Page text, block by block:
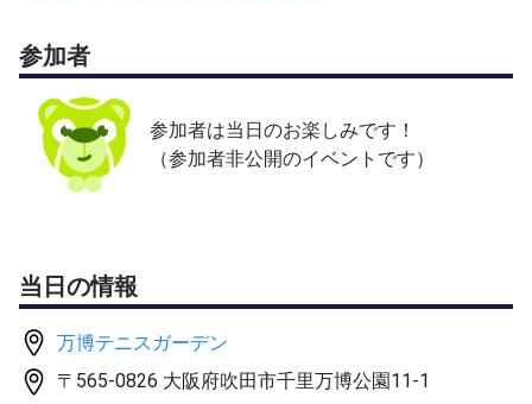
【コート】
アンツーカーコート（アウトドア）
【料金】
スクール生3,300円・ビジター3,850円
※詳細についてはイベントチラシをご確認ください。
参加者
参加者は当日のお楽しみです！
（参加者非公開のイベントです）
当日の情報
万博テニスガーデン
〒565-0826 大阪府吹田市千里万博公園11-1